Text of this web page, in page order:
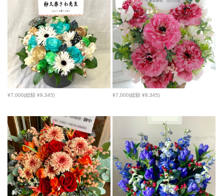
¥7,000(総額 ¥9,345) ¥7,000(総額 ¥9,345)